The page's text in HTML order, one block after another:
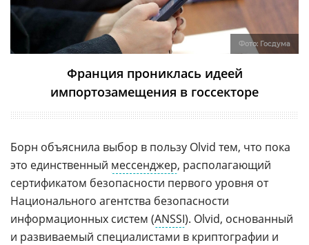
Фото: Госдума
Франция прониклась идеей
импортозамещения в госсекторе
Борн объяснила выбор в пользу Olvid тем, что пока
это единственный мессенджер, располагающий
сертификатом безопасности первого уровня от
Национального агентства безопасности
информационных систем (ANSSI). Olvid, основанный
и развиваемый специалистами в криптографии и